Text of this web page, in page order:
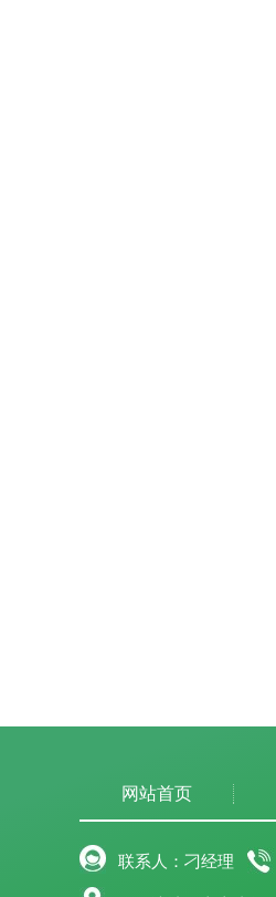
网站首页
联系人：刁经理